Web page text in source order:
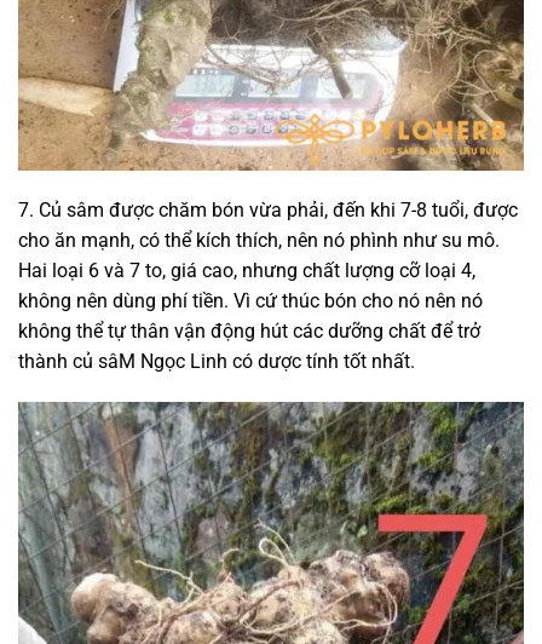
7. Củ sâm được chăm bón vừa phải, đến khi 7-8 tuổi, được
cho ăn mạnh, có thể kích thích, nên nó phình như su mô.
Hai loại 6 và 7 to, giá cao, nhưng chất lượng cỡ loại 4,
không nên dùng phí tiền. Vì cứ thúc bón cho nó nên nó
không thể tự thân vận động hút các dưỡng chất để trở
thành củ sâM Ngọc Linh có dược tính tốt nhất.